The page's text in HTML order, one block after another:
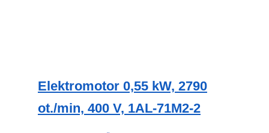
Elektromotor 0,55 kW, 2790
ot./min, 400 V, 1AL-71M2-2